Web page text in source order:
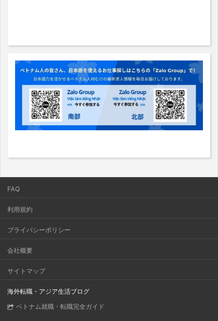
FAQ
利用規約
プライバシーポリシー
会社概要
サイトマップ
海外転職・アジア生活ブログ
ベトナム就職・転職完全ガイド